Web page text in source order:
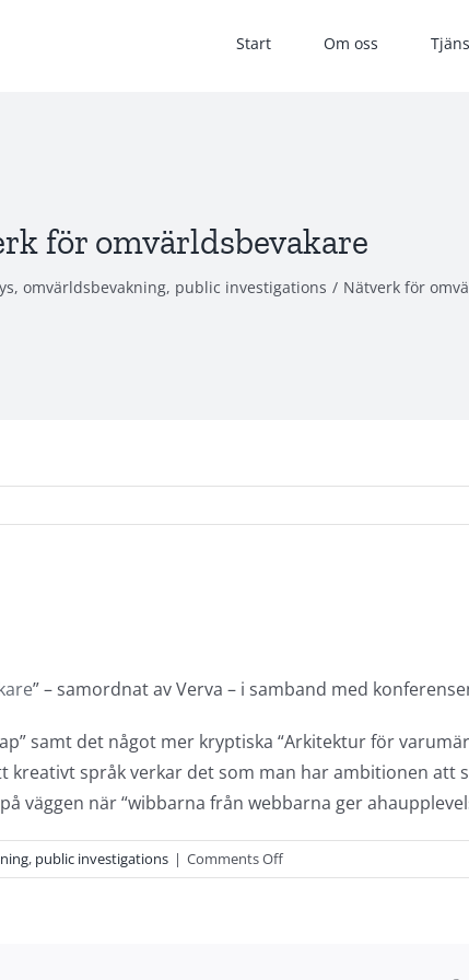
Start Om oss
för omvärldsbevakare
, omvärldsbevakning, public investigations / Nätverk för
” – samordnat av Verva – i samband med
samt det något mer kryptiska “Arkitektur för
kreativt språk verkar det som man har ambitionen att
väggen när “wibbarna från webbarna ger
, public investigations | Comments Offon
Nätverk